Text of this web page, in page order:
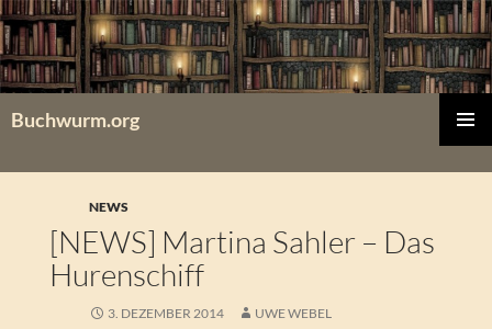
Zum
Inhalt
springen
Buchwurm.org
MENÜ
NEWS
[NEWS] Martina Sahler – Das
Hurenschiff
3. DEZEMBER 2014 UWE WEBEL